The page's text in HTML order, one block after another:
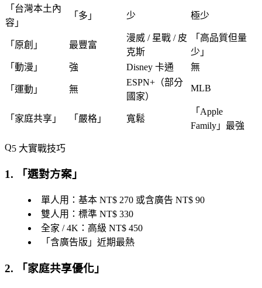
「 台灣本土內
容 」
「 多 」 少 極少
「 原創 」 最豐富
漫威 / 星戰 / 皮
克斯
「 高品質但量
少 」
「 動漫 」 強 Disney 卡通 無
「 運動 」 無
ESPN+（部分
國家）
MLB
「 家庭共享 」 「 嚴格 」 寬鬆
「 Apple
Family 」最強
5 大實戰技巧
1. 「選對方案 」
單人用：基本 NT$ 270 或含廣告 NT$ 90
雙人用：標準 NT$ 330
全家 / 4K：高級 NT$ 450
「 含廣告版 」近期最熱
2. 「家庭共享優化 」